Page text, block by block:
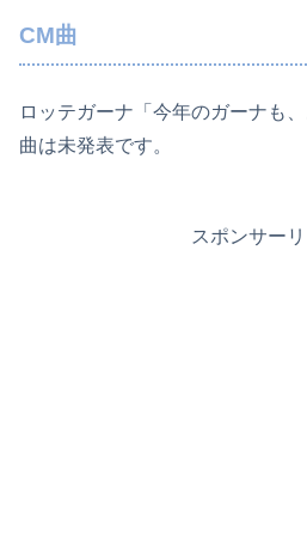
CM曲
ロッテガーナ「今年のガーナも
曲は未発表です。
スポンサー